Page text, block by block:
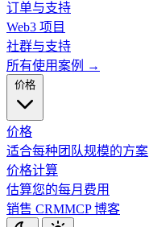
订单与支持
Web3 项目
社群与支持
所有使用案例 →
价格
价格
适合每种团队规模的方案
价格计算
估算您的每月费用
销售 CRMMCP博客